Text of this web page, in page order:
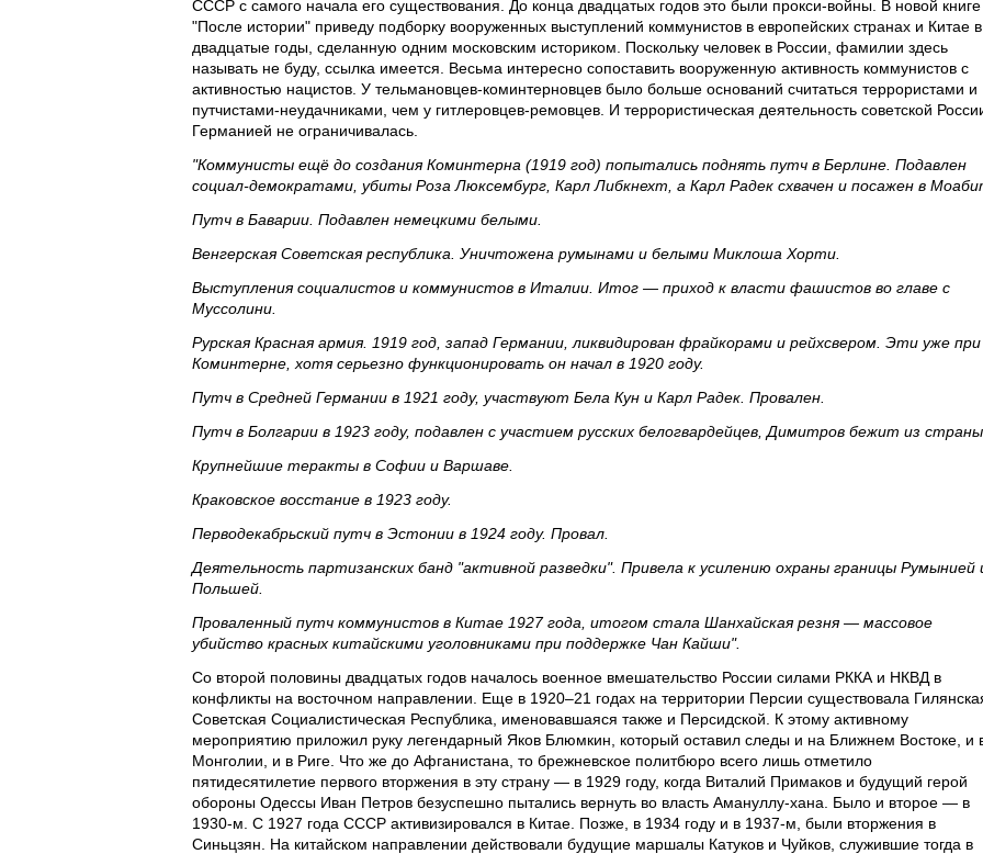
СССР с самого начала его существования. До конца двадцатых годов это были прокси-войны. В новой книге
"После истории" приведу подборку вооруженных выступлений коммунистов в европейских странах и Китае в
двадцатые годы, сделанную одним московским историком. Поскольку человек в России, фамилии здесь
называть не буду, ссылка имеется. Весьма интересно сопоставить вооруженную активность коммунистов с
активностью нацистов. У тельмановцев-коминтерновцев было больше оснований считаться террористами и
путчистами-неудачниками, чем у гитлеровцев-ремовцев. И террористическая деятельность советской
Германией не ограничивалась.
"Коммунисты ещё до создания Коминтерна (1919 год) попытались поднять путч в Берлине. Подавлен
социал-демократами, убиты Роза Люксембург, Карл Либкнехт, а Карл Радек схвачен и посажен в
Путч в Баварии. Подавлен немецкими белыми.
Венгерская Советская республика. Уничтожена румынами и белыми Миклоша Хорти.
Выступления социалистов и коммунистов в Италии. Итог — приход к власти фашистов во главе с
Муссолини.
Рурская Красная армия. 1919 год, запад Германии, ликвидирован фрайкорами и рейхсвером. Эти уже при
Коминтерне, хотя серьезно функционировать он начал в 1920 году.
Путч в Средней Германии в 1921 году, участвуют Бела Кун и Карл Радек. Провален.
Путч в Болгарии в 1923 году, подавлен с участием русских белогвардейцев, Димитров бежит из страны.
Крупнейшие теракты в Софии и Варшаве.
Краковское восстание в 1923 году.
Перводекабрьский путч в Эстонии в 1924 году. Провал.
Деятельность партизанских банд "активной разведки". Привела к усилению охраны границы Румынией
Польшей.
Проваленный путч коммунистов в Китае 1927 года, итогом стала Шанхайская резня — массовое
убийство красных китайскими уголовниками при поддержке Чан Кайши".
Со второй половины двадцатых годов началось военное вмешательство России силами РККА и НКВД в
конфликты на восточном направлении. Еще в 1920–21 годах на территории Персии существовала
Советская Социалистическая Республика, именовавшаяся также и Персидской. К этому активному
мероприятию приложил руку легендарный Яков Блюмкин, который оставил следы и на Ближнем Востоке, и
Монголии, и в Риге. Что же до Афганистана, то брежневское политбюро всего лишь отметило
пятидесятилетие первого вторжения в эту страну — в 1929 году, когда Виталий Примаков и будущий герой
обороны Одессы Иван Петров безуспешно пытались вернуть во власть Амануллу-хана. Было и второе — в
1930-м. С 1927 года СССР активизировался в Китае. Позже, в 1934 году и в 1937-м, были вторжения в
Синьцзян. На китайском направлении действовали будущие маршалы Катуков и Чуйков, служившие тогда в